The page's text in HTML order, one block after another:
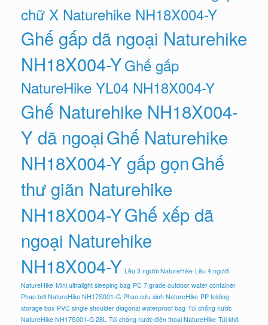
chữ X Naturehike NH18X004-Y
Ghế gấp dã ngoại Naturehike
NH18X004-YGhế gấp
NatureHike YL04 NH18X004-Y
Ghế Naturehike NH18X004-
Y dã ngoạiGhế Naturehike
NH18X004-Y gấp gọnGhế
thư giãn Naturehike
NH18X004-YGhế xếp dã
ngoại Naturehike
NH18X004-Y Lều 3 người NatureHike Lều 4 người
NatureHike Mini ultralight sleeping bag PC 7 grade outdoor water container
Phao bơi NatureHike NH17S001-G Phao cứu sinh NatureHike PP folding
storage box PVC single shoulder diagonal waterproof bag Túi chống nước
NatureHike NH17S001-G 28L Túi chống nước điện thoại NatureHike Túi khô